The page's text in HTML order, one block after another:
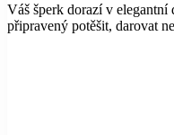
Váš šperk dorazí v
připravený potěšit, darovat